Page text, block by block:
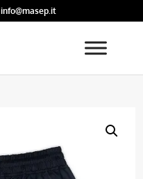
info@masep.it